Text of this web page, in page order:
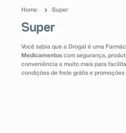
Super
Super
Você sabia que a Drogal é uma
Medicamentos com segurança,
conveniência e muito mais para
condições de frete grátis e